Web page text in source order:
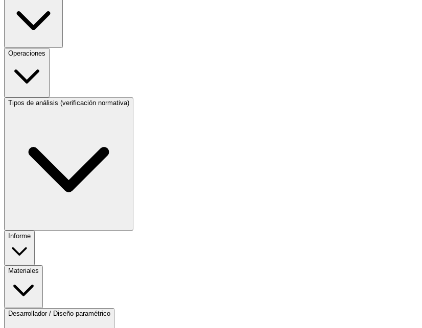
Operaciones
Tipos de análisis (verificación normativa)
Informe
Materiales
Desarrollador / Diseño paramétrico